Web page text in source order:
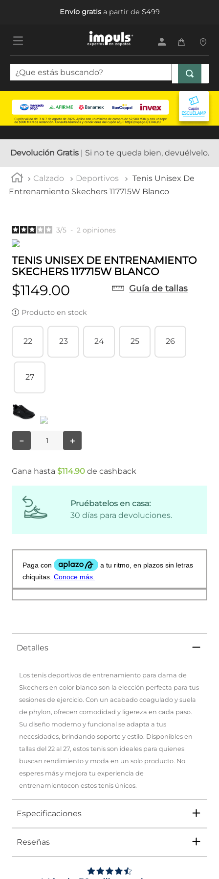
Envío gratisa partir de $499
¿Que estás buscando?
Devolución Gratis| Si no te queda bien, devuélvelo.
Calzado Deportivos
Tenis Unisex De
Entrenamiento Skechers 117715W Blanco
3/5 - 2 opiniones
TENIS UNISEX DE ENTRENAMIENTO
SKECHERS 117715W BLANCO
$1149.00 Guía de tallas
Producto en stock
22 23 24 25 26
27
＋
－
Gana hasta $114.90 de cashback
Pruébatelos en casa:
30 días para devoluciones.
Detalles
Los tenis deportivos de entrenamiento para dama de
Skechers en color blanco son la elección perfecta para tus
sesiones de ejercicio. Con un acabado coagulado y suela
de phylon, ofrecen comodidad y ligereza en cada paso.
Su diseño moderno y funcional se adapta a tus
necesidades, brindando soporte y estilo. Disponibles en
tallas del 22 al 27, estos tenis son ideales para quienes
buscan rendimiento y moda en un solo producto. No
esperes más y mejora tu experiencia de
entrenamientocon estos tenis únicos.
Especificaciones
Tipo
Reseñas
TÉRMINOS MÁS BUSCADOS
1.
sandalias mujer
tenis hombre
5. tenis